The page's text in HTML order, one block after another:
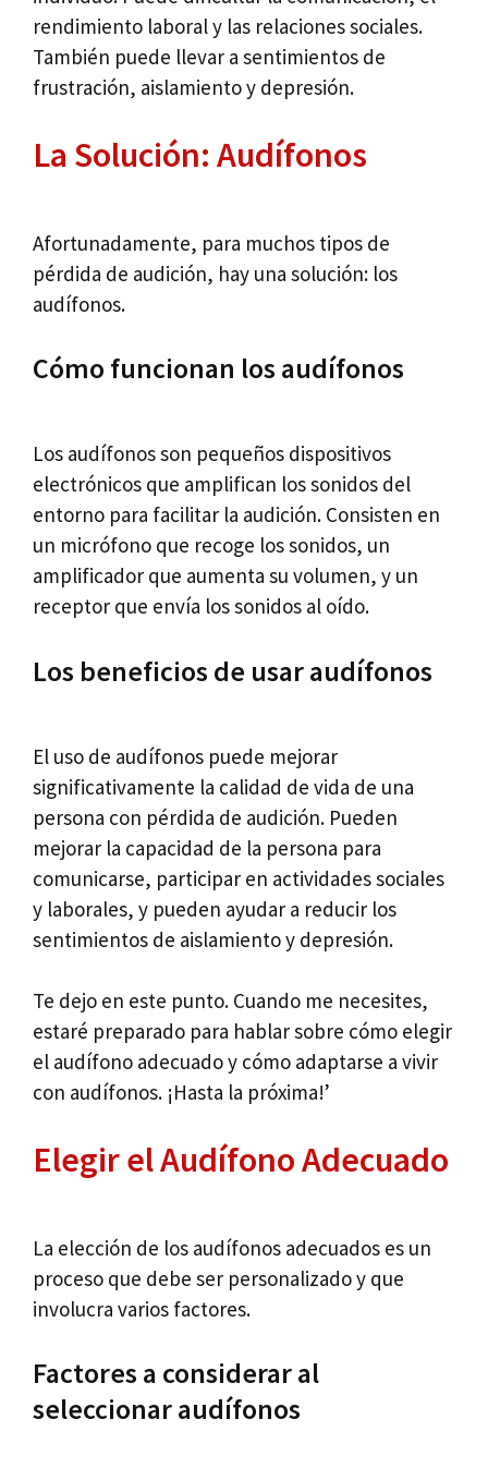
rendimiento laboral y las relaciones sociales.
También puede llevar a sentimientos de
frustración, aislamiento y depresión.
La Solución: Audífonos
Afortunadamente, para muchos tipos de
pérdida de audición, hay una solución: los
audífonos.
Cómo funcionan los audífonos
Los audífonos son pequeños dispositivos
electrónicos que amplifican los sonidos del
entorno para facilitar la audición. Consisten en
un micrófono que recoge los sonidos, un
amplificador que aumenta su volumen, y un
receptor que envía los sonidos al oído.
Los beneficios de usar audífonos
El uso de audífonos puede mejorar
significativamente la calidad de vida de una
persona con pérdida de audición. Pueden
mejorar la capacidad de la persona para
comunicarse, participar en actividades sociales
y laborales, y pueden ayudar a reducir los
sentimientos de aislamiento y depresión.
Te dejo en este punto. Cuando me necesites,
estaré preparado para hablar sobre cómo elegir
el audífono adecuado y cómo adaptarse a vivir
con audífonos. ¡Hasta la próxima!’
Elegir el Audífono Adecuado
La elección de los audífonos adecuados es un
proceso que debe ser personalizado y que
involucra varios factores.
Factores a considerar al
seleccionar audífonos